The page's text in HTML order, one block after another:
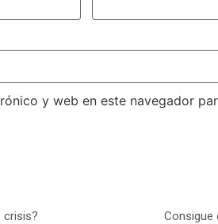
y web en este navegador
crisis? Consigue